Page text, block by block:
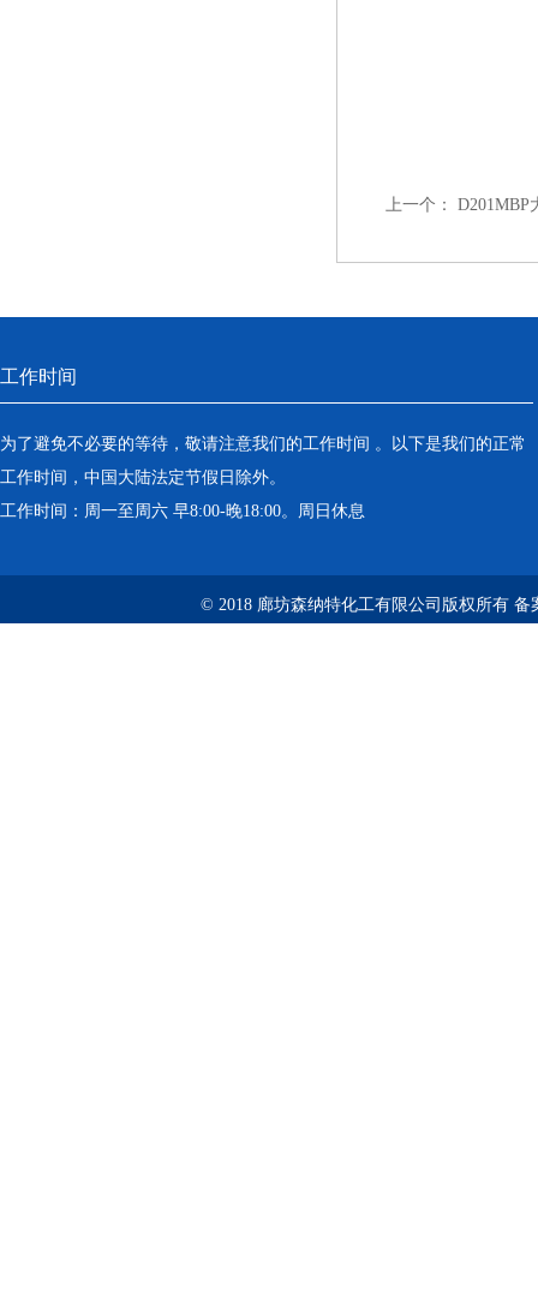
上一个： D201MBP
工作时间
为了避免不必要的等待，敬请注意我们的工作时间 。以下是我们的正常
工作时间，中国大陆法定节假日除外。
工作时间：周一至周六 早8:00-晚18:00。周日休息
© 2018 廊坊森纳特化工有限公司版权所有 备